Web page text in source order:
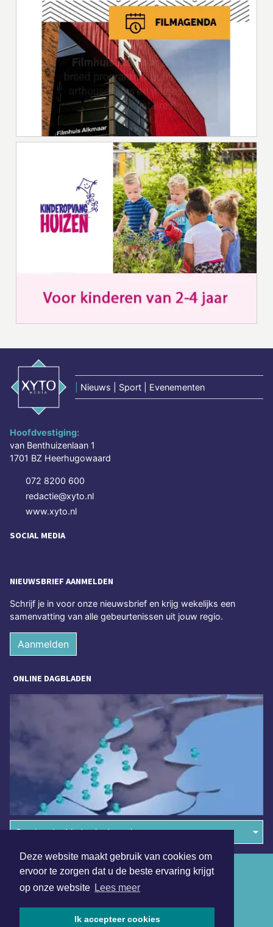
Deze website maakt gebruik van cookies om
ervoor te zorgen dat u de beste ervaring krijgt
op onze website Lees meer
Ik accepteer cookies
Nieuws | Sport | Evenementen
Hoofdvestiging:
van Benthuizenlaan 1
1701 BZ Heerhugowaard
072 8200 600
redactie@xyto.nl
www.xyto.nl
SOCIAL MEDIA
NIEUWSBRIEF AANMELDEN
Schrijf je in voor onze nieuwsbrief en krijg wekelijks een
samenvatting van alle gebeurtenissen uit jouw regio.
Aanmelden
ONLINE DAGBLADEN
Overige dagbladen in de regio
Algemene voorwaarden
Disclaimer